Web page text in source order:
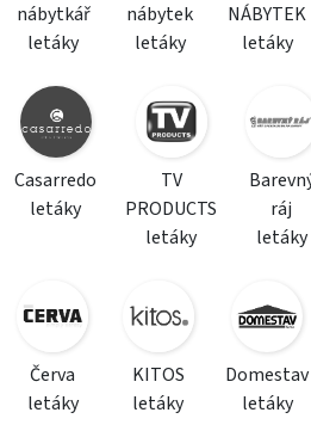
nábytkář
letáky
nábytek
letáky
NÁBYTEK
letáky
Casarredo
letáky
TV
PRODUCTS
letáky
ráj
letáky
Červa
letáky
KITOS
letáky
Domestav
letáky